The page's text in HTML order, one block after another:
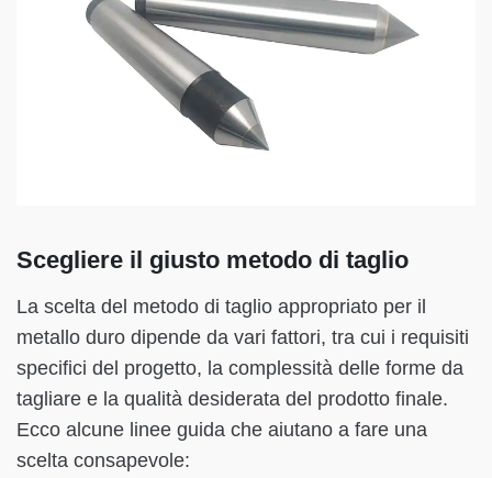
Scegliere il giusto metodo di taglio
La scelta del metodo di taglio appropriato per il
metallo duro dipende da vari fattori, tra cui i requisiti
specifici del progetto, la complessità delle forme da
tagliare e la qualità desiderata del prodotto finale.
Ecco alcune linee guida che aiutano a fare una
scelta consapevole: